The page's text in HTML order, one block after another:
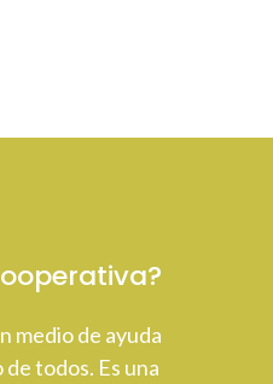
medio de ayuda
todos. Es una